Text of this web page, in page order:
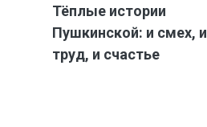
Тёплые истории
Пушкинской: и смех, и
труд, и счастье